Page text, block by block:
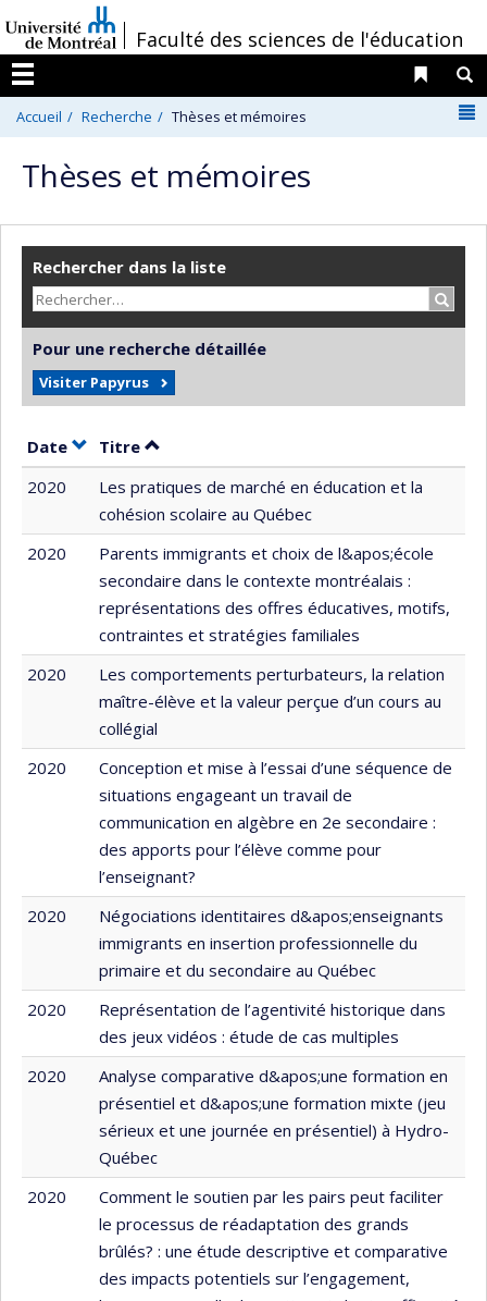
au
contenu
/Faculté des sciences de l'éducation
Menu
Liens
Accueil Recherche Thèses et mémoires
Thèses et mémoires
Rechercher dans la liste
Pour une recherche détaillée
Visiter Papyrus
Date Trier par date en ordre croissant
Titre Trier par titre en ordre croissant
2020
Les pratiques de marché en éducation et la
cohésion scolaire au Québec
2020
Parents immigrants et choix de l&apos;école
secondaire dans le contexte montréalais :
représentations des offres éducatives, motifs,
contraintes et stratégies familiales
2020
Les comportements perturbateurs, la relation
maître-élève et la valeur perçue d’un cours au
collégial
2020
Conception et mise à l’essai d’une séquence de
situations engageant un travail de
communication en algèbre en 2e secondaire :
des apports pour l’élève comme pour
l’enseignant?
2020
Négociations identitaires d&apos;enseignants
immigrants en insertion professionnelle du
primaire et du secondaire au Québec
2020
Représentation de l’agentivité historique dans
des jeux vidéos : étude de cas multiples
2020
Analyse comparative d&apos;une formation en
présentiel et d&apos;une formation mixte (jeu
sérieux et une journée en présentiel) à Hydro-
Québec
2020
Comment le soutien par les pairs peut faciliter
le processus de réadaptation des grands
brûlés? : une étude descriptive et comparative
des impacts potentiels sur l’engagement,